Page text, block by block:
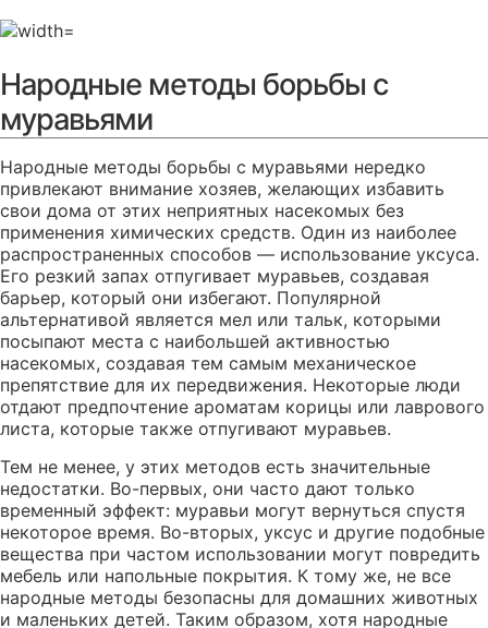
Народные методы борьбы с
муравьями
Народные методы борьбы с муравьями нередко
привлекают внимание хозяев, желающих избавить
свои дома от этих неприятных насекомых без
применения химических средств. Один из наиболее
распространенных способов — использование уксуса.
Его резкий запах отпугивает муравьев, создавая
барьер, который они избегают. Популярной
альтернативой является мел или тальк, которыми
посыпают места с наибольшей активностью
насекомых, создавая тем самым механическое
препятствие для их передвижения. Некоторые люди
отдают предпочтение ароматам корицы или лаврового
листа, которые также отпугивают муравьев.
Тем не менее, у этих методов есть значительные
недостатки. Во-первых, они часто дают только
временный эффект: муравьи могут вернуться спустя
некоторое время. Во-вторых, уксус и другие подобные
вещества при частом использовании могут повредить
мебель или напольные покрытия. К тому же, не все
народные методы безопасны для домашних животных
и маленьких детей. Таким образом, хотя народные